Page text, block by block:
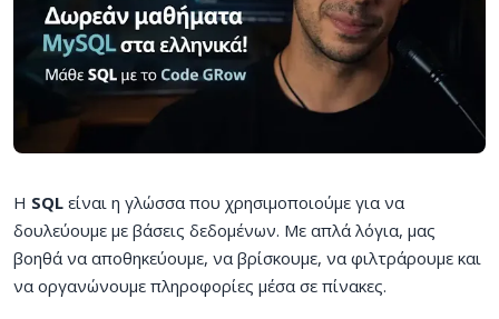
Η SQL είναι η γλώσσα που χρησιμοποιούμε για να
δουλεύουμε με βάσεις δεδομένων. Με απλά λόγια, μας
βοηθά να αποθηκεύουμε, να βρίσκουμε, να φιλτράρουμε και
να οργανώνουμε πληροφορίες μέσα σε πίνακες.